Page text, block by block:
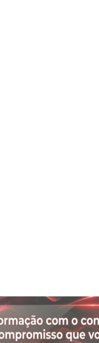
concorda com
NOSSOS TERMOS